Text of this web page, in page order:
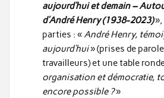
aujourd’hui et demain –
d’André Henry (1938-2023)
parties : «André Henry,
aujourd’hui» (prises de
travailleurs) et une table
organisation et démocratie,
encore possible ?»